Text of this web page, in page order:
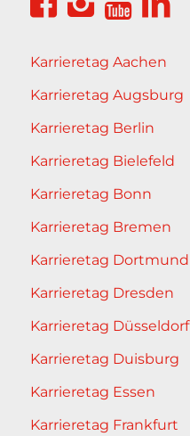
Karrieretag Aachen
Karrieretag Augsburg
Karrieretag Berlin
Karrieretag Bielefeld
Karrieretag Bonn
Karrieretag Bremen
Karrieretag Dortmund
Karrieretag Dresden
Karrieretag Düsseldorf
Karrieretag Duisburg
Karrieretag Essen
Karrieretag Frankfurt